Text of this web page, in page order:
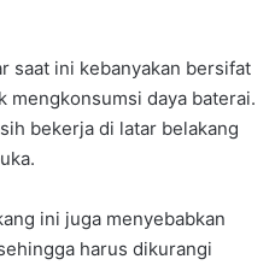
saat ini kebanyakan bersifat
mengkonsumsi daya baterai.
bekerja di latar belakang
ini juga menyebabkan
harus dikurangi